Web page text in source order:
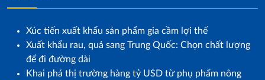
Xúc tiến xuất khẩu sản phẩm gia cầm lợi thế
Xuất khẩu rau, quả sang Trung Quốc: Chọn chất lượng
để đi đường dài
Khai phá thị trường hàng tỷ USD từ phụ phẩm nông